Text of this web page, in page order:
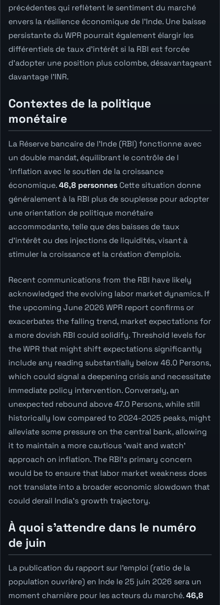
précédentes qui reflètent le sentiment du marché
envers la résilience économique de l'Inde. Une baisse
persistante du WPR pourrait également élargir les
différentiels de taux d'intérêt si la RBI est forcée
d'adopter une position plus colombe, désavantageant
davantage l'INR.
Contextes de la politique
monétaire
La Réserve bancaire de l'Inde (RBI) fonctionne avec
un double mandat, équilibrant le contrôle de l
'inflation avec le soutien de la croissance
économique.46,8 personnes Cette situation donne
généralement à la RBI plus de souplesse pour adopter
une orientation de politique monétaire
accommodante, telle que des baisses de taux
d'intérêt ou des injections de liquidités, visant à
stimuler la croissance et la création d'emplois.
Recent communications from the RBI have likely
acknowledged the evolving labor market dynamics. If
the upcoming June 2026 WPR report confirms or
exacerbates the falling trend, market expectations for
a more dovish RBI could solidify. Threshold levels for
the WPR that might shift expectations significantly
include any reading substantially below 46.0 Persons,
which could signal a deepening crisis and necessitate
immediate policy intervention. Conversely, an
unexpected rebound above 47.0 Persons, while still
historically low compared to 2024-2025 peaks, might
alleviate some pressure on the central bank, allowing
it to maintain a more cautious 'wait and watch'
approach on inflation. The RBI's primary concern
would be to ensure that labor market weakness does
not translate into a broader economic slowdown that
could derail India's growth trajectory.
À quoi s'attendre dans le numéro
de juin
La publication du rapport sur l'emploi (ratio de la
population ouvrière) en Inde le 25 juin 2026 sera un
moment charnière pour les acteurs du marché.46,8